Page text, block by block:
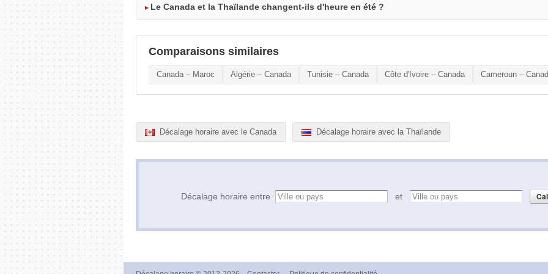
Le Canada et la Thaïlande changent-ils d'heure en été ?
Comparaisons similaires
Canada – Maroc Algérie – Canada Tunisie – Canada Côte d'Ivoire – Canada Cameroun –
Décalage horaire avec le Canada Décalage horaire avec la Thaïlande
Décalage horaire entre et